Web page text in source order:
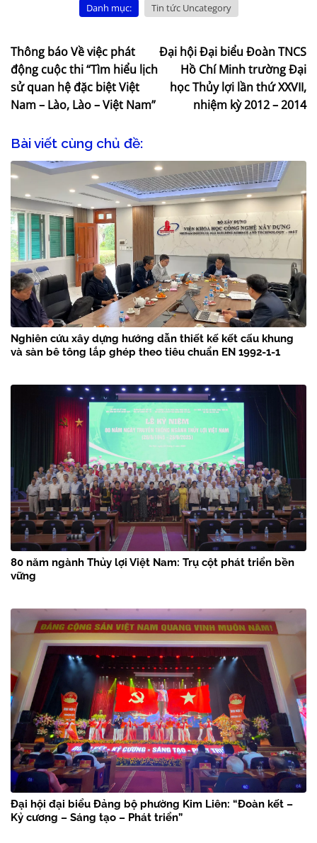
Danh mục: Tin tức Uncategory
Thông báo Về việc phát
động cuộc thi “Tìm hiểu lịch
sử quan hệ đặc biệt Việt
Nam – Lào, Lào – Việt Nam”
Đại hội Đại biểu Đoàn TNCS
Hồ Chí Minh trường Đại
học Thủy lợi lần thứ XXVII,
nhiệm kỳ 2012 – 2014
Bài viết cùng chủ đề:
Nghiên cứu xây dựng hướng dẫn thiết kế kết cấu khung
và sàn bê tông lắp ghép theo tiêu chuẩn EN 1992-1-1
80 năm ngành Thủy lợi Việt Nam: Trụ cột phát triển bền
vững
Đại hội đại biểu Đảng bộ phường Kim Liên: “Đoàn kết –
Kỷ cương – Sáng tạo – Phát triển”